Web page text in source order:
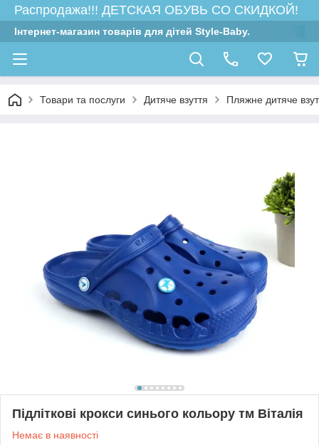
Распродажа!!! ДЕТСКАЯ ОБУВЬ СО СКИДКОЙ!
Інтернет-магазин товарів для дітей Style-Baby.
Товари та послуги Дитяче взуття Пляжне дитяче
Підліткові крокси синього кольору тм Віталія
Немає в наявності